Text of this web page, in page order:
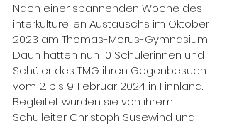
Nach einer spannenden Woche des
interkulturellen Austauschs im Oktober
2023 am Thomas-Morus-Gymnasium
Daun hatten nun 10 Schülerinnen und
Schüler des TMG ihren Gegenbesuch
vom 2. bis 9. Februar 2024 in Finnland.
Begleitet wurden sie von ihrem
Schulleiter Christoph Susewind und